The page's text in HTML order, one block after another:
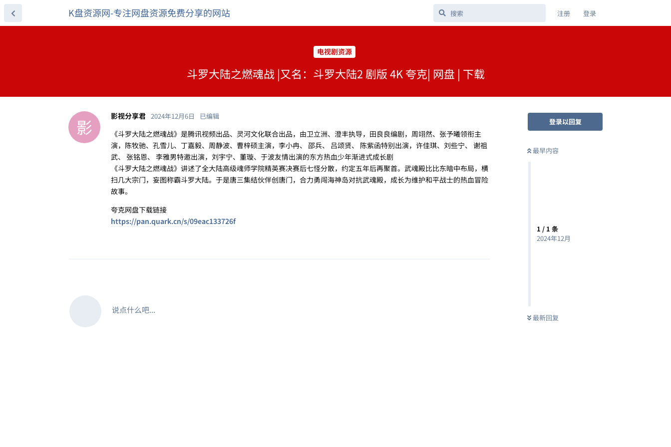
K盘资源网-专注网盘资源免费分享的网站 注册 登录
电视剧资源
斗罗大陆之燃魂战 |又名：斗罗大陆2 剧版 4K 夸克| 网盘 | 下载
登录以回复
最早内容
1 / 1 条
2024年12月
最新回复
影 影视分享君 2024年12月6日 已编辑
《斗罗大陆之燃魂战》是腾讯视频出品、灵河文化联合出品，由卫立洲、澄丰执导，田良良编剧，周翊然、张予曦领衔主
演，陈牧驰、孔雪儿、丁嘉毅、周静波、曹梓硕主演，李小冉、 邵兵、 吕颂贤、 陈紫函特别出演，许佳琪、刘些宁、 谢祖
武、 张铭恩、 李雅男特邀出演，刘宇宁、董璇、于波友情出演的东方热血少年渐进式成长剧
《斗罗大陆之燃魂战》讲述了全大陆高级魂师学院精英赛决赛后七怪分散，约定五年后再聚首。武魂殿比比东暗中布局，横
扫几大宗门，妄图称霸斗罗大陆。于是唐三集结伙伴创唐门，合力勇闯海神岛对抗武魂殿，成长为维护和平战士的热血冒险
故事。
夸克网盘下载链接
https://pan.quark.cn/s/09eac133726f
说点什么吧...